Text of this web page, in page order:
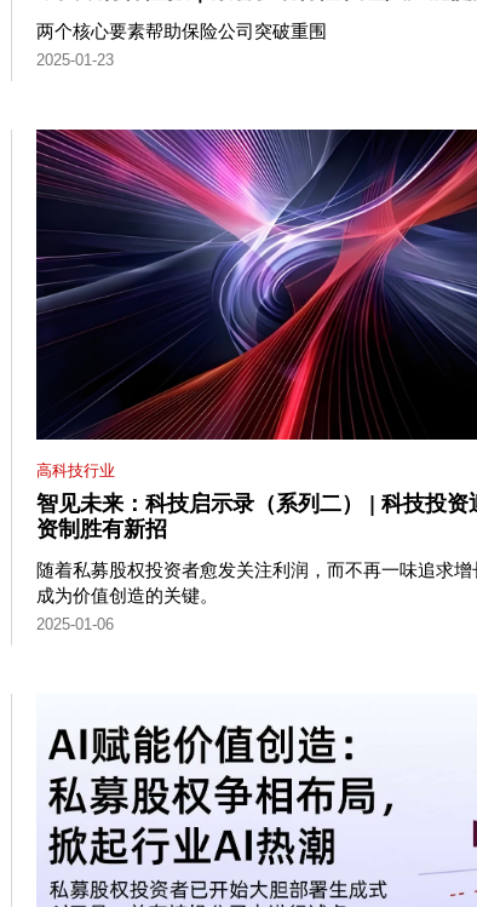
两个核心要素帮助保险公司突破重围
2025-01-23
高科技行业
智见未来：科技启示录（系列二） | 科技投资
资制胜有新招
随着私募股权投资者愈发关注利润，而不再一味追求
成为价值创造的关键。
2025-01-06